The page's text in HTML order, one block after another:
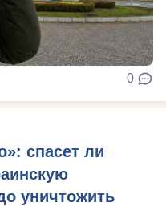
0
спасет ли
уничтожить